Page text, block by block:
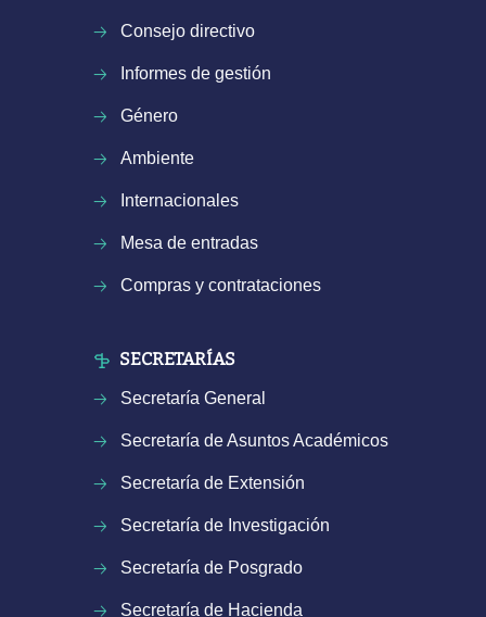
Consejo directivo
Informes de gestión
Género
Ambiente
Internacionales
Mesa de entradas
Compras y contrataciones
SECRETARÍAS
Secretaría General
Secretaría de Asuntos Académicos
Secretaría de Extensión
Secretaría de Investigación
Secretaría de Posgrado
Secretaría de Hacienda